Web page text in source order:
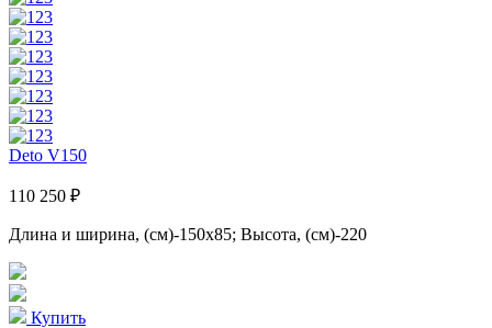
Deto V150
110 250 ₽
Длина и ширина, (см)-150x85; Высота, (см)-220
Купить